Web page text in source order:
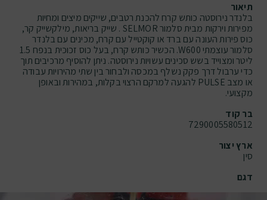
תיאור
בלנדר נירוסטה כותש קרח להכנת רטבים, שייקים מיצים ומחיות
מפירות וירקות מבית סלמור SELMOR . שייק בריאות, מילקשייק קר,
כוס פירות העונה עם ברד או קוקטייל עם קרח, מכינים עם בלנדר
סלמור עוצמתי W600. הכשיר כותש קרח, בעל כוס זכוכית בנפח 1.5
ליטר ומצוייד בשש סכינים עשויות נירוסטה. ניתן להוסיף מרכיבים תוך
כדי ערבול דרך פקק נשלף במכסה ולבחור בין שתי מהירויות עבודה
או מצב PULSE להגעה למרקם הרצוי בקלות, במהירות ובאופן
מקצועי.
בר קוד
7290005580512
ארץ יצור
סין
דגם